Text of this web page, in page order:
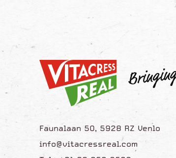
Faunalaan 50, 5928 RZ Venlo
info@vitacressreal.com